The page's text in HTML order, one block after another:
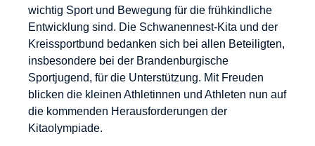
wichtig Sport und Bewegung für die frühkindliche
Entwicklung sind. Die Schwanennest-Kita und der
Kreissportbund bedanken sich bei allen Beteiligten,
insbesondere bei der Brandenburgische
Sportjugend, für die Unterstützung. Mit Freuden
blicken die kleinen Athletinnen und Athleten nun auf
die kommenden Herausforderungen der
Kitaolympiade.